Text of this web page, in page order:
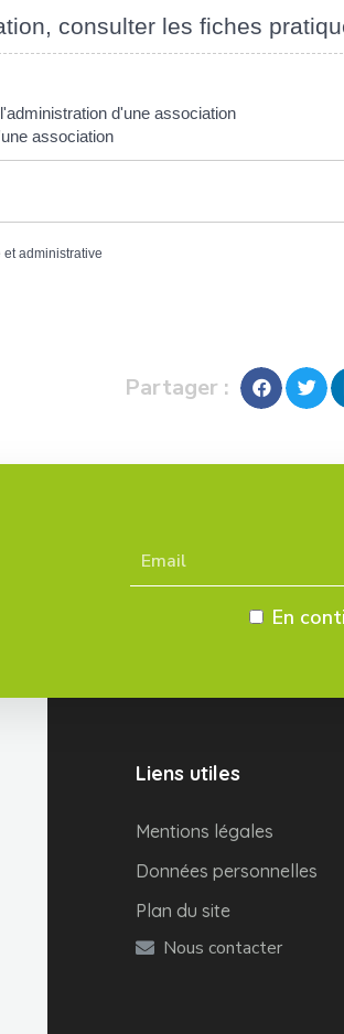
consulter les fiches
d'une association
association
administrative
Partager :
En
Liens utiles
Mentions légales
Données personnelles
Plan du site
Nous contacter